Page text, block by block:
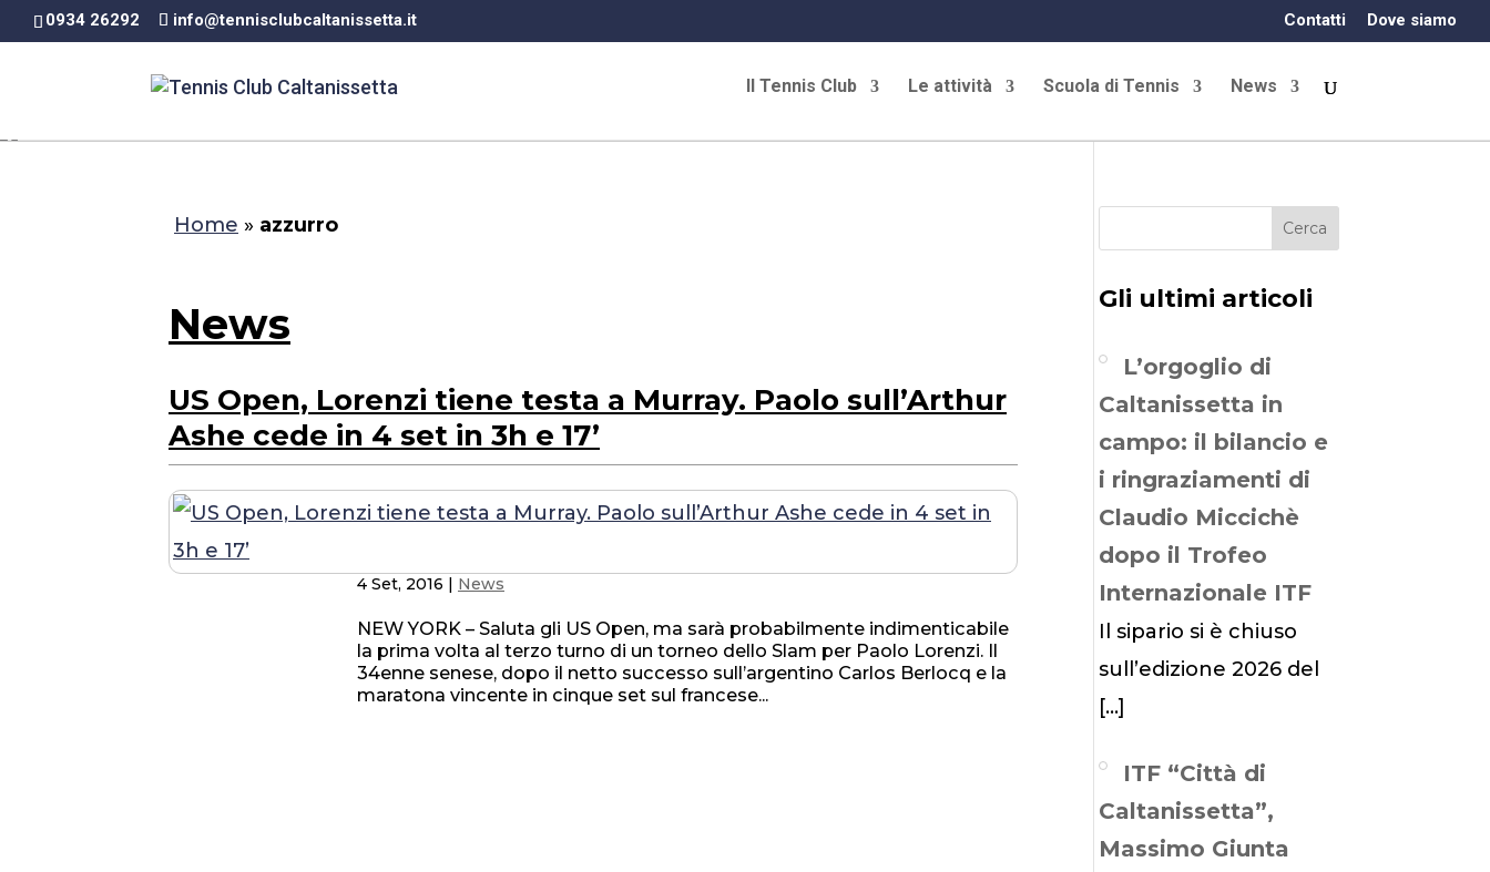
0934 26292 info@tennisclubcaltanissetta.it Contatti Dove siamo
Il Tennis Club Le attività Scuola di Tennis News
Home » azzurro
News
US Open, Lorenzi tiene testa a Murray. Paolo sull’Arthur
Ashe cede in 4 set in 3h e 17’
4 Set, 2016 | News
NEW YORK – Saluta gli US Open, ma sarà probabilmente indimenticabile
la prima volta al terzo turno di un torneo dello Slam per Paolo Lorenzi. Il
34enne senese, dopo il netto successo sull’argentino Carlos Berlocq e la
maratona vincente in cinque set sul francese...
Cerca
Gli ultimi articoli
L’orgoglio di
Caltanissetta in
campo: il bilancio e
i ringraziamenti di
Claudio Miccichè
dopo il Trofeo
Internazionale ITF
Il sipario si è chiuso
sull’edizione 2026 del
[…]
ITF “Città di
Caltanissetta”,
Massimo Giunta